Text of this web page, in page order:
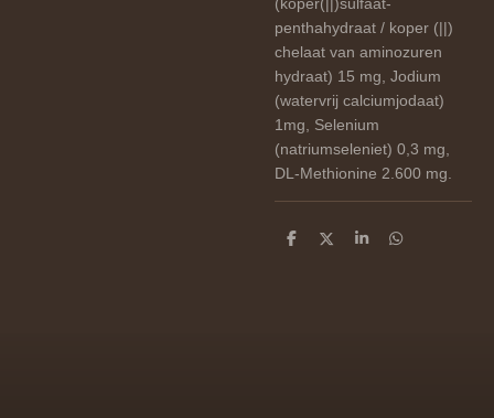
penthahydraat / koper (||)
chelaat van aminozuren
hydraat) 15 mg, Jodium
(watervrij calciumjodaat)
1mg, Selenium
(natriumseleniet) 0,3 mg,
DL-Methionine 2.600 mg.
D
D
S
D